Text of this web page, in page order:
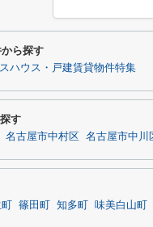
ら探す
ハウス・戸建賃貸物件特集
す
名古屋市中村区 名古屋市中川
篠田町 知多町 味美白山町